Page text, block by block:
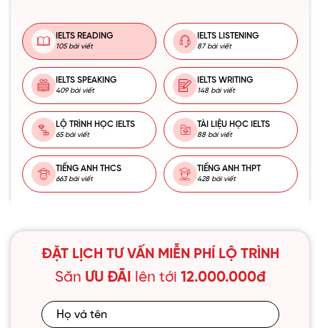
IELTS READING
105 bài viết
IELTS LISTENING
87 bài viết
IELTS SPEAKING
409 bài viết
IELTS WRITING
148 bài viết
LỘ TRÌNH HỌC IELTS
65 bài viết
TÀI LIỆU HỌC IELTS
88 bài viết
TIẾNG ANH THCS
663 bài viết
TIẾNG ANH THPT
428 bài viết
ĐẶT LỊCH TƯ VẤN MIỄN PHÍ LỘ TRÌNH
Săn ƯU ĐÃI lên tới 12.000.000đ